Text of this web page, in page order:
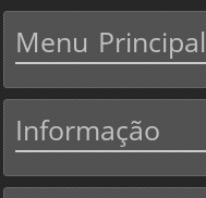
Menu Principal
Informação